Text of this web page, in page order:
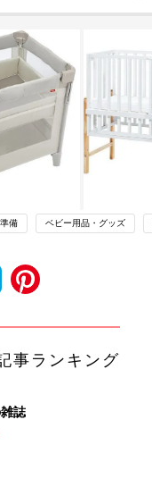
備 ベビー用品・グッズ
事ランキング
誌